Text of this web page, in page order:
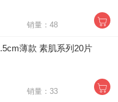
销量：48
薄款 素肌系列20片
销量：33